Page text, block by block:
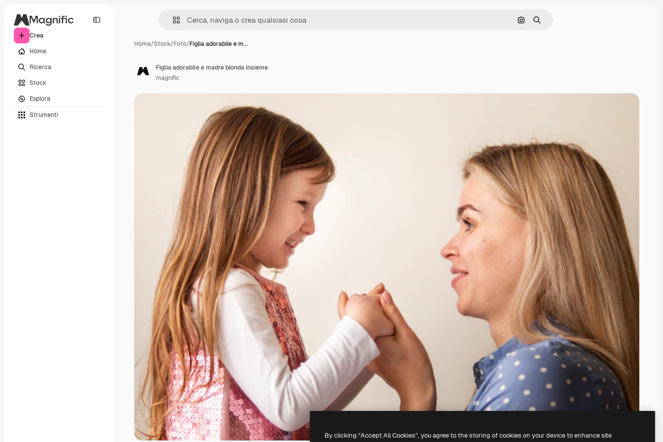
Crea
Home
Ricerca
Stock
Esplora
Strumenti
Cerca per immagine
Ricerca
Home/Stock/Foto/Figlia adorabile e m…
Figlia adorabile e madre bionda insieme
magnific
By clicking “Accept All Cookies”, you agree to the storing of cookies on your device to enhance site